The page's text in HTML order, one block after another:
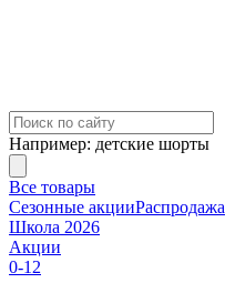
Например: детские шорты
Все товары
Сезонные акцииРаспродажа
Школа 2026
Акции
0-12